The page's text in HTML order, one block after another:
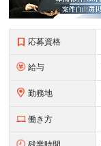
応募資格
給与
勤務地
働き方